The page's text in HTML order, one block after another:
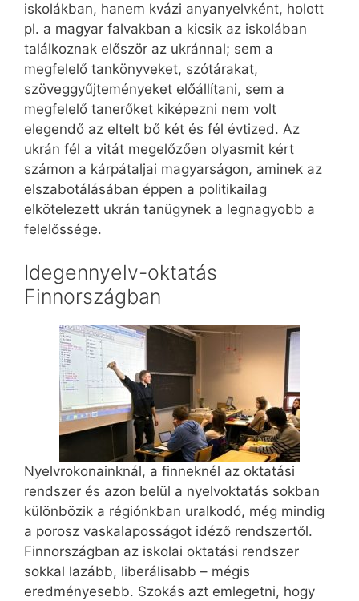
iskolákban, hanem kvázi anyanyelvként, holott
pl. a magyar falvakban a kicsik az iskolában
találkoznak először az ukránnal; sem a
megfelelő tankönyveket, szótárakat,
szöveggyűjteményeket előállítani, sem a
megfelelő tanerőket kiképezni nem volt
elegendő az eltelt bő két és fél évtized. Az
ukrán fél a vitát megelőzően olyasmit kért
számon a kárpátaljai magyarságon, aminek az
elszabotálásában éppen a politikailag
elkötelezett ukrán tanügynek a legnagyobb a
felelőssége.
Idegennyelv-oktatás
Finnországban
Nyelvrokonainknál, a finneknél az oktatási
rendszer és azon belül a nyelvoktatás sokban
különbözik a régiónkban uralkodó, még mindig
a porosz vaskalaposságot idéző rendszertől.
Finnországban az iskolai oktatási rendszer
sokkal lazább, liberálisabb – mégis
eredményesebb. Szokás azt emlegetni, hogy